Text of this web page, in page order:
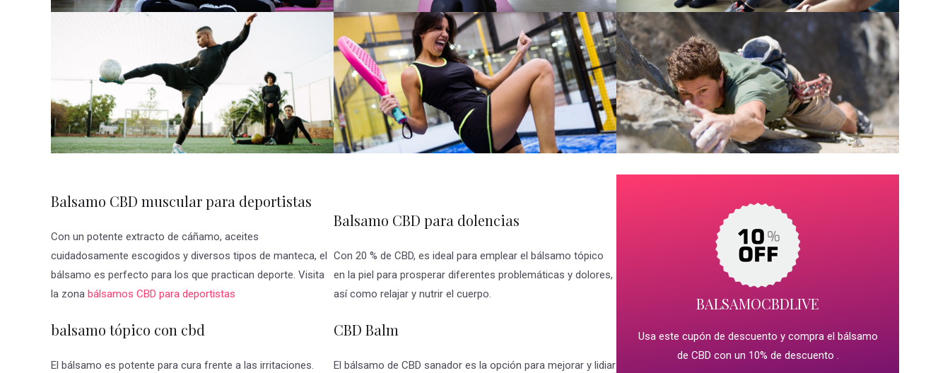
Balsamo CBD muscular para deportistas
Con un potente extracto de cáñamo, aceites
cuidadosamente escogidos y diversos tipos de manteca, el
bálsamo es perfecto para los que practican deporte. Visita
la zona bálsamos CBD para deportistas
balsamo tópico con cbd
El bálsamo es potente para cura frente a las irritaciones.
Balsamo CBD para dolencias
Con 20 % de CBD, es ideal para emplear el bálsamo tópico
en la piel para prosperar diferentes problemáticas y dolores,
así como relajar y nutrir el cuerpo.
CBD Balm
El bálsamo de CBD sanador es la opción para mejorar y lidiar
BALSAMOCBDLIVE
Usa este cupón de descuento y compra el bálsamo
de CBD con un 10% de descuento .